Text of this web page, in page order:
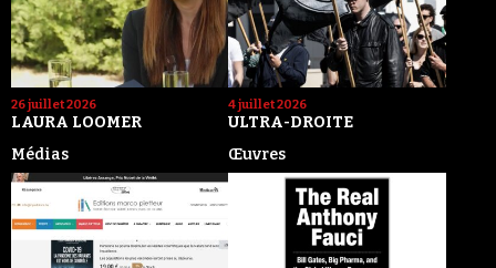
26 juillet 2026
LAURA LOOMER
4 juillet 2026
ULTRA-DROITE
Médias
Œuvres